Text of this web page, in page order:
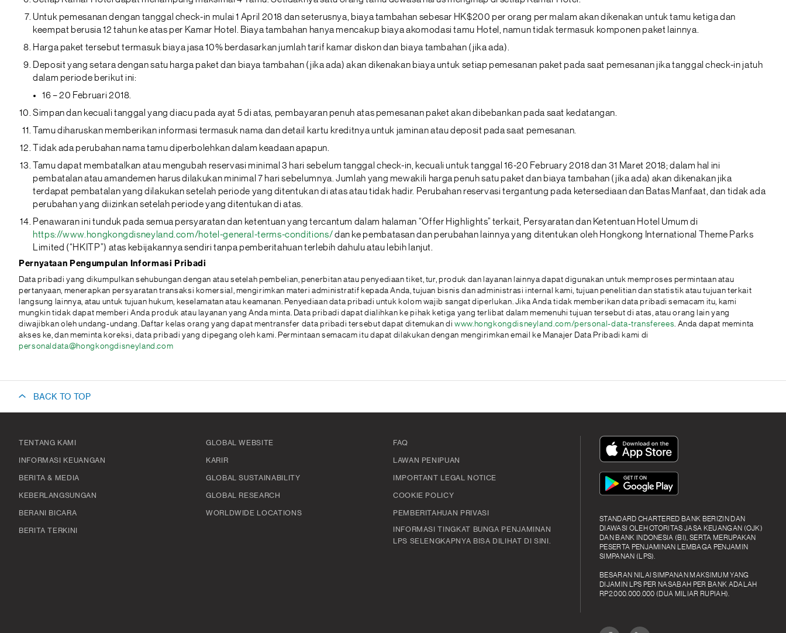
Untuk pemesanan dengan tanggal check-in mulai 1 April 2018 dan seterusnya, biaya tambahan sebesar HK$200 per orang per malam akan dikenakan untuk tamu ketiga dan
keempat berusia 12 tahun ke atas per Kamar Hotel. Biaya tambahan hanya mencakup biaya akomodasi tamu Hotel, namun tidak termasuk komponen paket lainnya.
Harga paket tersebut termasuk biaya jasa 10% berdasarkan jumlah tarif kamar diskon dan biaya tambahan (jika ada).
Deposit yang setara dengan satu harga paket dan biaya tambahan (jika ada) akan dikenakan biaya untuk setiap pemesanan paket pada saat pemesanan jika tanggal check-in jatuh
dalam periode berikut ini:
16 – 20 Februari 2018.
Simpan dan kecuali tanggal yang diacu pada ayat 5 di atas, pembayaran penuh atas pemesanan paket akan dibebankan pada saat kedatangan.
Tamu diharuskan memberikan informasi termasuk nama dan detail kartu kreditnya untuk jaminan atau deposit pada saat pemesanan.
Tidak ada perubahan nama tamu diperbolehkan dalam keadaan apapun.
Tamu dapat membatalkan atau mengubah reservasi minimal 3 hari sebelum tanggal check-in, kecuali untuk tanggal 16-20 February 2018 dan 31 Maret 2018; dalam hal ini
pembatalan atau amandemen harus dilakukan minimal 7 hari sebelumnya. Jumlah yang mewakili harga penuh satu paket dan biaya tambahan (jika ada) akan dikenakan jika
terdapat pembatalan yang dilakukan setelah periode yang ditentukan di atas atau tidak hadir. Perubahan reservasi tergantung pada ketersediaan dan Batas Manfaat, dan tidak ada
perubahan yang diizinkan setelah periode yang ditentukan di atas.
Penawaran ini tunduk pada semua persyaratan dan ketentuan yang tercantum dalam halaman “Offer Highlights” terkait, Persyaratan dan Ketentuan Hotel Umum di
https://www.hongkongdisneyland.com/hotel-general-terms-conditions/dan ke pembatasan dan perubahan lainnya yang ditentukan oleh Hongkong International Theme Parks
Limited (“HKITP”) atas kebijakannya sendiri tanpa pemberitahuan terlebih dahulu atau lebih lanjut.
Pernyataan Pengumpulan Informasi Pribadi
Data pribadi yang dikumpulkan sehubungan dengan atau setelah pembelian, penerbitan atau penyediaan tiket, tur, produk dan layanan lainnya dapat digunakan untuk memproses permintaan atau
pertanyaan, menerapkan persyaratan transaksi komersial, mengirimkan materi administratif kepada Anda, tujuan bisnis dan administrasi internal kami, tujuan penelitian dan statistik atau tujuan terkait
langsung lainnya, atau untuk tujuan hukum, keselamatan atau keamanan. Penyediaan data pribadi untuk kolom wajib sangat diperlukan. Jika Anda tidak memberikan data pribadi semacam itu, kami
mungkin tidak dapat memberi Anda produk atau layanan yang Anda minta. Data pribadi dapat dialihkan ke pihak ketiga yang terlibat dalam memenuhi tujuan tersebut di atas, atau orang lain yang
diwajibkan oleh undang-undang. Daftar kelas orang yang dapat mentransfer data pribadi tersebut dapat ditemukan di www.hongkongdisneyland.com/personal-data-transferees. Anda dapat meminta
akses ke, dan meminta koreksi, data pribadi yang dipegang oleh kami. Permintaan semacam itu dapat dilakukan dengan mengirimkan email ke Manajer Data Pribadi kami di
personaldata@hongkongdisneyland.com
BACK TO TOP
TENTANG KAMI
INFORMASI KEUANGAN
BERITA & MEDIA
KEBERLANGSUNGAN
BERANI BICARA
BERITA TERKINI
GLOBAL WEBSITE
KARIR
GLOBAL SUSTAINABILITY
GLOBAL RESEARCH
WORLDWIDE LOCATIONS
FAQ
LAWAN PENIPUAN
IMPORTANT LEGAL NOTICE
COOKIE POLICY
PEMBERITAHUAN PRIVASI
INFORMASI TINGKAT BUNGA PENJAMINAN
LPS SELENGKAPNYA BISA DILIHAT DI SINI.
App
Icon
App
Icon
STANDARD CHARTERED BANK BERIZIN DAN
DIAWASI OLEH OTORITAS JASA KEUANGAN (OJK)
DAN BANK INDONESIA (BI), SERTA MERUPAKAN
PESERTA PENJAMINAN LEMBAGA PENJAMIN
SIMPANAN (LPS).
BESARAN NILAI SIMPANAN MAKSIMUM YANG
DIJAMIN LPS PER NASABAH PER BANK ADALAH
RP2.000.000.000 (DUA MILIAR RUPIAH).